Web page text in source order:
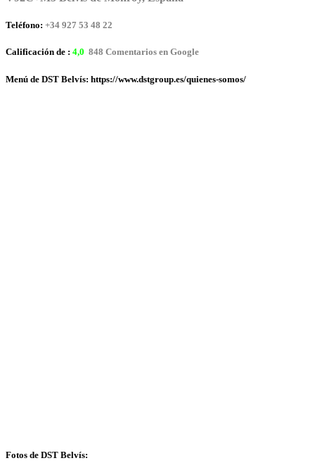
Teléfono: +34 927 53 48 22
Calificación de : 4,0 848 Comentarios en Google
Menú de DST Belvís: https://www.dstgroup.es/quienes-somos/
Fotos de DST Belvís: